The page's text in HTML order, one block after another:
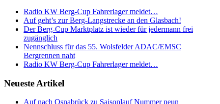
Radio KW Berg-Cup Fahrerlager meldet…
Auf geht’s zur Berg-Langstrecke an den Glasbach!
Der Berg-Cup Marktplatz ist wieder für jedermann frei
zugänglich
Nennschluss für das 55. Wolsfelder ADAC/EMSC
Bergrennen naht
Radio KW Berg-Cup Fahrerlager meldet…
Neueste Artikel
Auf nach Osnabrück zu Saisonlauf Nummer neun